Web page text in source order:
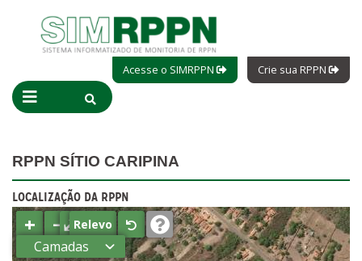
Acesse o SIMRPPN Crie sua RPPN
RPPN SÍTIO CARIPINA
LOCALIZAÇÃO DA RPPN
+ −⤢Relevo
Camadas